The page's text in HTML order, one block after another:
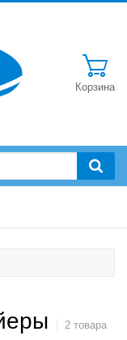
Корзина
2 товара